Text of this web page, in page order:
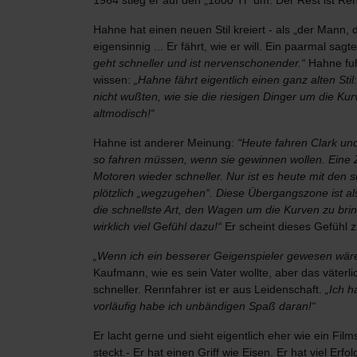
Hahne hat einen neuen Stil kreiert - als „der
eigensinnig ... Er fährt, wie er will. Ein paarmal
geht schneller und ist nervenschonender.“ Hahne
wissen:
„Hahne fährt eigentlich einen ganz alten
nicht wußten, wie sie die riesigen Dinger um die
altmodisch!“
Hahne ist anderer Meinung: “Heute fahren Clark
so fahren müssen, wenn sie gewinnen wollen.
Motoren wieder schneller. Nur ist es heute mit den
plötzlich „wegzugehen“. Diese Übergangszone ist
die schnellste Art, den Wagen um die Kurven zu
wirklich viel Gefühl dazu!“ Er scheint dieses Gefühl
„Wenn ich ein besserer Geigenspieler gewesen
Kaufmann, wie es sein Vater wollte, aber das
schneller. Rennfahrer ist er aus Leidenschaft.
„Ich
vorläufig habe ich unbändigen Spaß daran!“
Er lacht gerne und sieht eigentlich eher wie ein
steckt.- Er hat einen Griff wie Eisen. Er hat viel